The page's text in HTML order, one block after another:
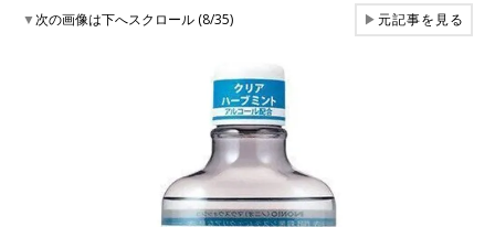
▼次の画像は下へスクロール (8/35) ▶元記事を見る